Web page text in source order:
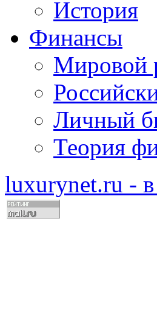
История
Финансы
Мировой
Личный
Теория
luxurynet.ru -